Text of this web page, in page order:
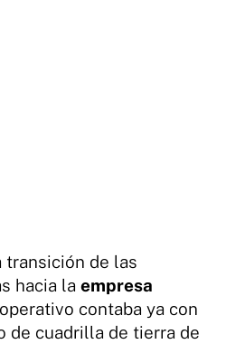
transición de las
hacia la empresa
contaba ya con
de cuadrilla de tierra de